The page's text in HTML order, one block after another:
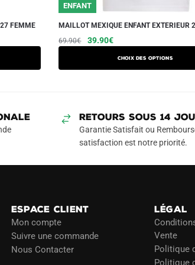
FEMME
ENFANT
MAILLOT MEXIQUE ENFANT EXTERIEUR
69.90€
Le
39.90€Le
Choix des options
Ce
produit
a
Les
options
peuvent
RETOURS SOUS 14
Garantie Satisfait ou
satisfaction est notre priorité.
ESPACE CLIENT
Mon compte
Suivre une commande
Nous Contacter
LÉGAL
Vente
Politique
Politique